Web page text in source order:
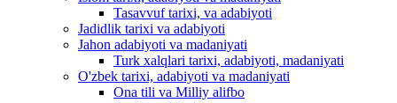
Tasavvuf tarixi, va adabiyoti
Jadidlik tarixi va adabiyoti
Jahon adabiyoti va madaniyati
Turk xalqlari tarixi, adabiyoti, madaniyati
O'zbek tarixi, adabiyoti va madaniyati
Ona tili va Milliy alifbo